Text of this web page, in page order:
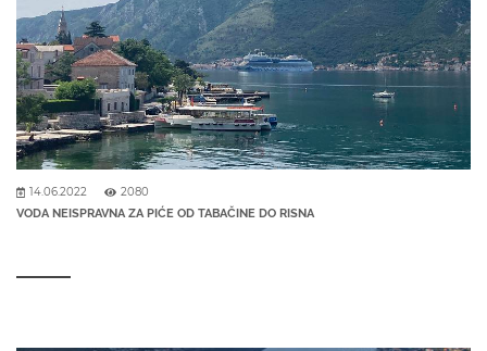
14.06.2022 2080
VODA NEISPRAVNA ZA PIĆE OD TABAČINE DO RISNA